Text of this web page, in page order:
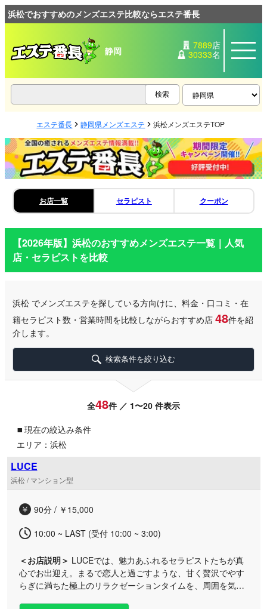
浜松でおすすめのメンズエステ比較ならエステ番長
静岡 7889店
30333名
エステ番長 静岡県メンズエステ 浜松メンズエステTOP
お店一覧 セラピスト クーポン
【2026年版】浜松のおすすめメンズエステ一覧｜人気
店・セラピストを比較
浜松 でメンズエステを探している方向けに、料金・口コミ・在
籍セラピスト数・営業時間を比較しながらおすすめ店48件を紹
介します。
検索条件を絞り込む
全48件 ／ 1〜20 件表示
▪ 現在の絞込み条件
エリア：浜松
LUCE
浜松 / マンション型
90分 / ￥15,000
10:00 ~ LAST (受付 10:00 ~ 3:00)
＜お店説明＞ LUCEでは、魅力あふれるセラピストたちが真
心でお出迎え。まるで恋人と過ごすような、甘く贅沢でやす
らぎに満ちた極上のリラクゼーションタイムを、周囲を気に